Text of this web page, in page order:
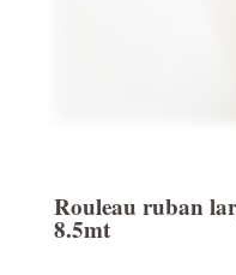
Rouleau ruban
8.5mt